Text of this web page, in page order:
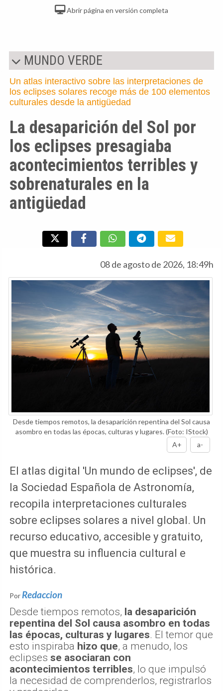
MUNDO VERDE
Un atlas interactivo sobre las interpretaciones de
los eclipses solares recoge más de 100 elementos
culturales desde la antigüedad
La desaparición del Sol por
los eclipses presagiaba
acontecimientos terribles y
sobrenaturales en la
08 de agosto de 2026, 18:49h
Desde tiempos remotos, la desaparición repentina del Sol causa
(Foto: IStock)
El atlas digital 'Un mundo de eclipses', de
la Sociedad Española de Astronomía,
recopila interpretaciones culturales
sobre eclipses solares a nivel global. Un
recurso educativo, accesible y gratuito,
que muestra su influencia cultural e
PorRedaccion
Desde tiempos remotos,la desaparición
repentina del Sol causa asombro en todas
las épocas, culturas y lugares. El temor que
esto inspirabahizo que, a menudo, los
eclipsesse asociaran con
acontecimientos terribles, lo que impulsó